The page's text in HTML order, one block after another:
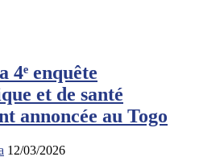
4ᵉ enquête
et de santé
annoncée au Togo
12/03/2026